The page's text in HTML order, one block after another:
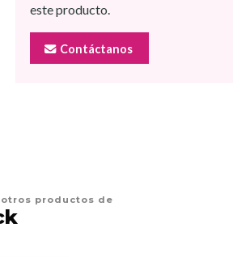
este producto.
Contáctanos
productos de